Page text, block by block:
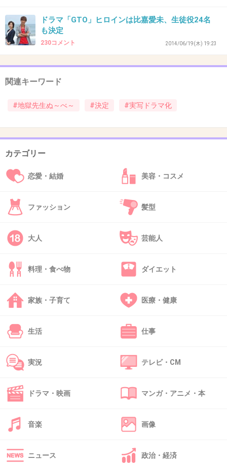
でも妖怪人間意外とおもしろかったから期待
(*^^*)
37. 匿名 2014/06/03(火) 10:42:10
しくなかったな
やだやだやだやだ、アニメ再放送してほしい
+158
39. 匿名
「バリバリ最強NO、１」FULL - YouTube
m.youtube.com
+81
玉藻先生はイケメンでお願いします
ドラマ「GTO」ヒロインは比嘉愛未、生徒役24名
も決定
230コメント 2014/06/19(木) 19:23
関連キーワード
#地獄先生ぬ～べ～ #決定 #実写ドラマ化
カテゴリー
恋愛・結婚 美容・コスメ
ファッション 髪型
大人 芸能人
料理・食べ物 ダイエット
家族・子育て 医療・健康
生活 仕事
実況 テレビ・CM
ドラマ・映画 マンガ・アニメ・本
音楽 画像
ニュース 政治・経済